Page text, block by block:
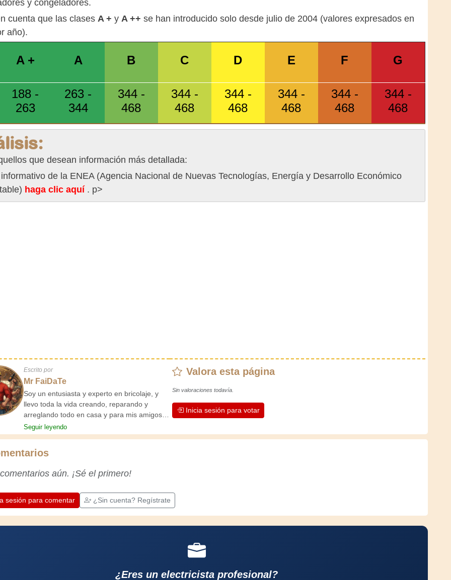
y congeladores.
cuenta que las clases A + y A ++ se han introducido solo desde julio de 2004 (valores expresados ​​en
año).
A + A B C D E F G
188 -
263
263 -
344
344 -
468
344 -
468
344 -
468
344 -
468
344 -
468
344 -
468
que desean información más detallada:
de la ENEA (Agencia Nacional de Nuevas Tecnologías, Energía y Desarrollo Económico
haga clic aquí . p>
Escrito por
Mr FaiDaTe
Soy un entusiasta y experto en bricolaje, y
llevo toda la vida creando, reparando y
arreglando todo en casa y para mis amigos.
Mis abuelos me enseñaron lo básico desde
pequeño, y desde entonces he adquirido una
Te mantiene activo y alerta, y te hace
profesionales ponen en su trabajo.
oportunidad para mejorar. ¡Diviértete!
Seguir leyendo
Valora esta página
Sin valoraciones todavía.
Inicia sesión para votar
aún. ¡Sé el primero!
sesión para comentar ¿Sin cuenta? Regístrate
¿Eres un electricista profesional?